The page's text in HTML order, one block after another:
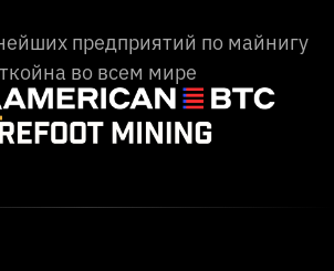
предприятий по майнигу
во всем мире